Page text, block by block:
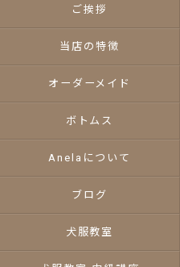
ご挨拶
当店の特徴
オーダーメイド
ボトムス
Anelaについて
ブログ
犬服教室